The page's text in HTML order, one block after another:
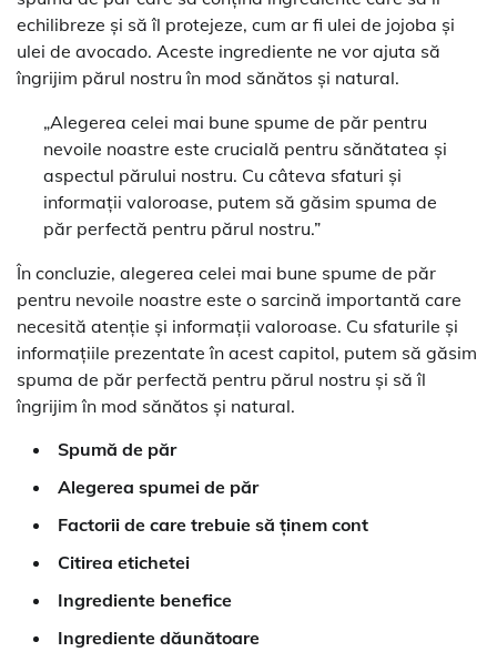
echilibreze și să îl protejeze, cum ar fi ulei de jojoba și
ulei de avocado. Aceste ingrediente ne vor ajuta să
îngrijim părul nostru în mod sănătos și natural.
„Alegerea celei mai bune spume de păr pentru
nevoile noastre este crucială pentru sănătatea și
aspectul părului nostru. Cu câteva sfaturi și
informații valoroase, putem să găsim spuma de
păr perfectă pentru părul nostru.”
În concluzie, alegerea celei mai bune spume de păr
pentru nevoile noastre este o sarcină importantă care
necesită atenție și informații valoroase. Cu sfaturile și
informațiile prezentate în acest capitol, putem să găsim
spuma de păr perfectă pentru părul nostru și să îl
îngrijim în mod sănătos și natural.
Spumă de păr
Alegerea spumei de păr
Factorii de care trebuie să ținem cont
Citirea etichetei
Ingrediente benefice
Ingrediente dăunătoare